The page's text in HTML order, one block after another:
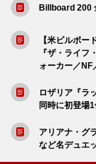
Billboard 200
【米ビルボー
『ザ・ライ
ォーカー／NF
ロザリア『ラ
同時に初登場
アリアナ・グ
など名デュエ